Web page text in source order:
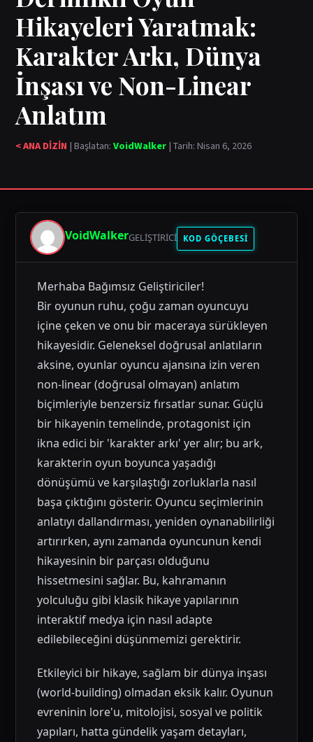
Hikayeleri Yaratmak:
Karakter Arkı, Dünya
İnşası ve Non-Linear
Anlatım
< ANA DİZİN | Başlatan:VoidWalker | Tarih: Nisan 6, 2026
VoidWalkerGELIŞTIRICI KOD GÖÇEBESİ
Merhaba Bağımsız Geliştiriciler!
Bir oyunun ruhu, çoğu zaman oyuncuyu
içine çeken ve onu bir maceraya sürükleyen
hikayesidir. Geleneksel doğrusal anlatıların
aksine, oyunlar oyuncu ajansına izin veren
non-linear (doğrusal olmayan) anlatım
biçimleriyle benzersiz fırsatlar sunar. Güçlü
bir hikayenin temelinde, protagonist için
ikna edici bir 'karakter arkı' yer alır; bu ark,
karakterin oyun boyunca yaşadığı
dönüşümü ve karşılaştığı zorluklarla nasıl
başa çıktığını gösterir. Oyuncu seçimlerinin
anlatıyı dallandırması, yeniden oynanabilirliği
artırırken, aynı zamanda oyuncunun kendi
hikayesinin bir parçası olduğunu
hissetmesini sağlar. Bu, kahramanın
yolculuğu gibi klasik hikaye yapılarının
interaktif medya için nasıl adapte
edilebileceğini düşünmemizi gerektirir.
Etkileyici bir hikaye, sağlam bir dünya inşası
(world-building) olmadan eksik kalır. Oyunun
evreninin lore'u, mitolojisi, sosyal ve politik
yapıları, hatta gündelik yaşam detayları,